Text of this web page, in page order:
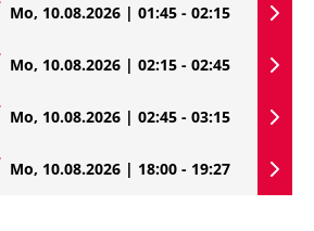
Mo, 10.08.2026 | 01:45 - 02:15
Mo, 10.08.2026 | 02:15 - 02:45
Mo, 10.08.2026 | 02:45 - 03:15
Mo, 10.08.2026 | 18:00 - 19:27